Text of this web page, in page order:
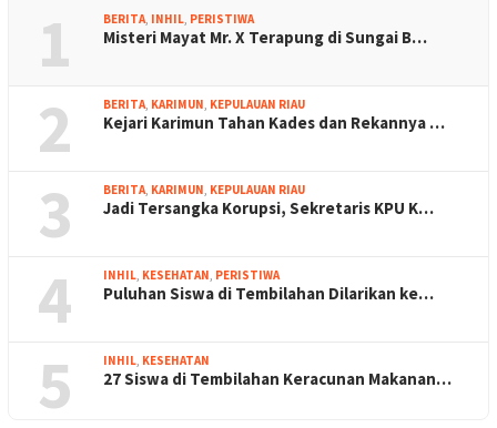
1 BERITA, INHIL, PERISTIWA
Misteri Mayat Mr. X Terapung di Sungai B…
2 BERITA, KARIMUN, KEPULAUAN RIAU
Kejari Karimun Tahan Kades dan Rekannya …
3 BERITA, KARIMUN, KEPULAUAN RIAU
Jadi Tersangka Korupsi, Sekretaris KPU K…
4 INHIL, KESEHATAN, PERISTIWA
Puluhan Siswa di Tembilahan Dilarikan ke…
5 INHIL, KESEHATAN
27 Siswa di Tembilahan Keracunan Makanan…